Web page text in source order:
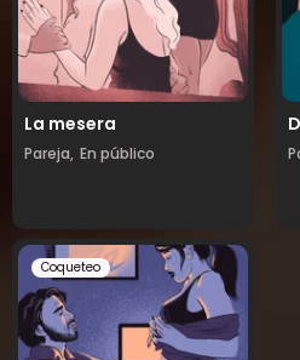
La mesera
Pareja, En público
Coqueteo